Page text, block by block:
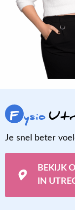
F ysio
Je snel beter
BEKIJK
IN